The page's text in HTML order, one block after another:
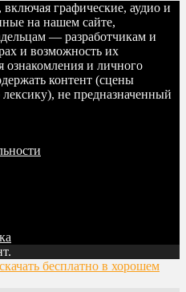
графические, аудио и
на нашем сайте,
— разработчикам и
и возможность их
ознакомления и личного
контент (сцены
не предназначенный